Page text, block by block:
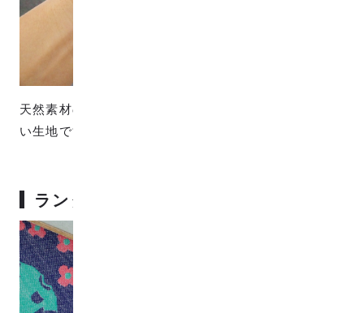
天然素材のコットン100%で、お肌が弱い方にもやさし
い生地です。キッズにもおすすめです。
ランタナの花と蝶々と体操服